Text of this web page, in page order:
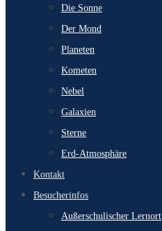
Die Sonne
Der Mond
Planeten
Kometen
Nebel
Galaxien
Sterne
Erd-Atmosphäre
Kontakt
Besucherinfos
Außerschulischer Lernort